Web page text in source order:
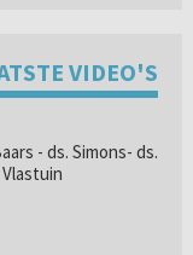
VIDEO'S
- ds. Simons- ds.